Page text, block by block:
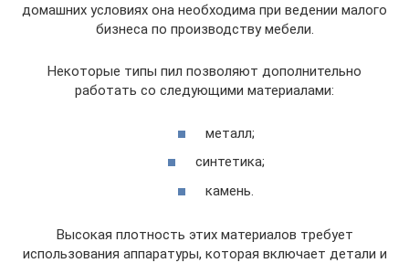
домашних условиях она необходима при ведении малого
бизнеса по производству мебели.
Некоторые типы пил позволяют дополнительно
работать со следующими материалами:
металл;
синтетика;
камень.
Высокая плотность этих материалов требует
использования аппаратуры, которая включает детали и